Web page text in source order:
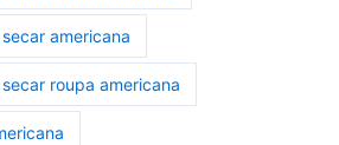
americana
roupa americana